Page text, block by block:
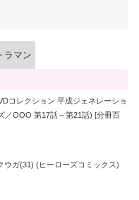
ラマン
コレクション 平成ジェネレーショ
／OOO 第17話～第21話) [分冊百
ウガ(31) (ヒーローズコミックス)